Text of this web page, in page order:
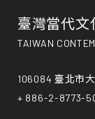
臺灣當代文
TAIWAN
106084 臺北市
+ 886-2-8773-